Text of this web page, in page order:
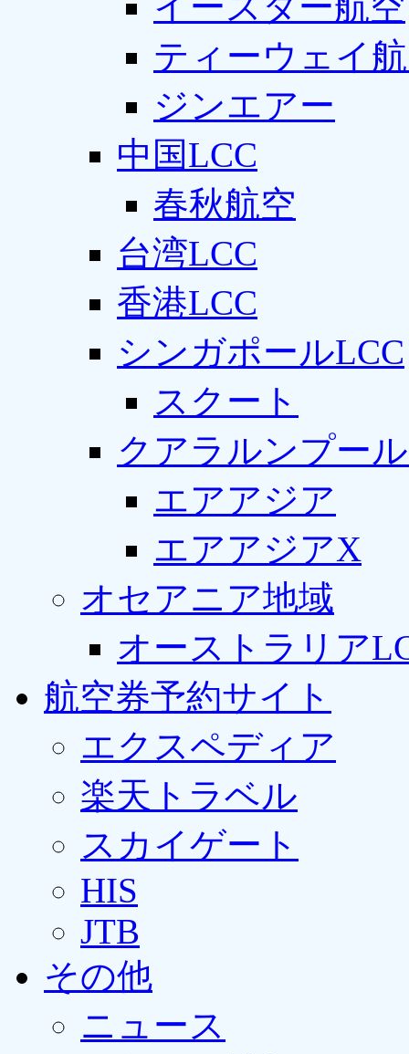
ティーウェイ
ジンエアー
中国LCC
春秋航空
台湾LCC
香港LCC
シンガポールLCC
スクート
クアラルンプー
エアアジア
エアアジアX
オセアニア地域
オーストラリア
航空券予約サイト
エクスペディア
楽天トラベル
スカイゲート
HIS
JTB
その他
ニュース